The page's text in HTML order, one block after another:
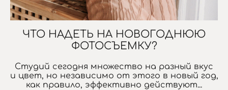
ЧТО НАДЕТЬ НА НОВОГОДНЮЮ
ФОТОСЪЕМКУ?
Студий сегодня множество на разный вкус
и цвет, но независимо от этого в новый год,
как правило, эффективно действуют...